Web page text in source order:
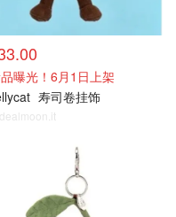
曝光！6月1日上架
寿司卷挂饰